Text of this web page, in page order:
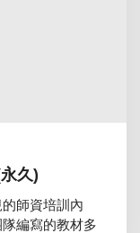
久)
師資培訓內
編寫的教材多